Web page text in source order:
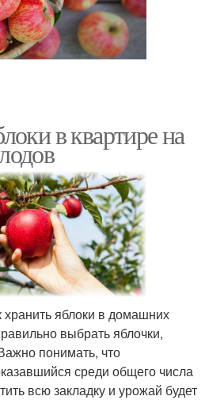
в квартире на
яблоки в домашних
выбрать яблочки,
понимать, что
среди общего числа
всю закладку и урожай будет